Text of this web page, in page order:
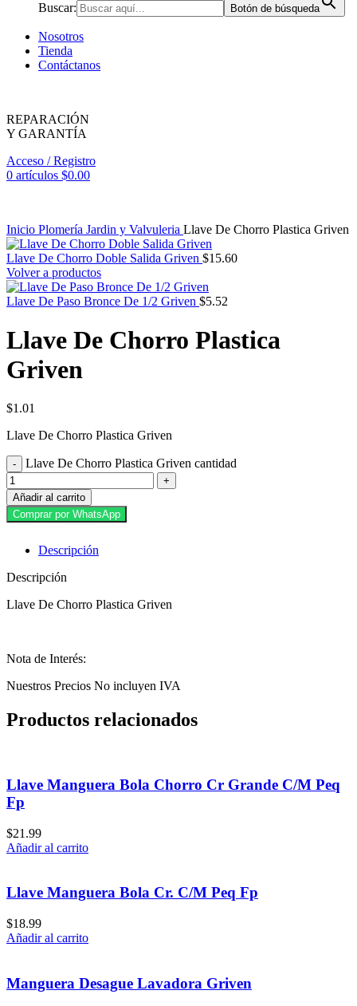
Buscar: Botón de búsqueda
Nosotros
Tienda
Contáctanos
REPARACIÓN
Y GARANTÍA
Acceso / Registro
0 artículos $0.00
Inicio Plomería Jardin y Valvuleria Llave De Chorro Plastica Griven
Llave De Chorro Doble Salida Griven $15.60
Volver a productos
Llave De Paso Bronce De 1/2 Griven $5.52
Llave De Chorro Plastica
Griven
$1.01
Llave De Chorro Plastica Griven
Llave De Chorro Plastica Griven cantidad
Añadir al carrito
Comprar por WhatsApp
Descripción
Descripción
Llave De Chorro Plastica Griven
Nota de Interés:
Nuestros Precios No incluyen IVA
Productos relacionados
Llave Manguera Bola Chorro Cr Grande C/M Peq
Fp
$21.99
Añadir al carrito
Llave Manguera Bola Cr. C/M Peq Fp
$18.99
Añadir al carrito
Manguera Desague Lavadora Griven